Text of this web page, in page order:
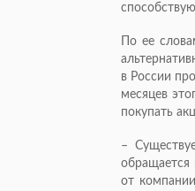
По ее
в России
месяцев
покупать
–
обращается
от